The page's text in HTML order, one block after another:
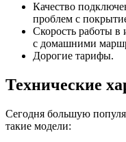
Качество
проблем с
Скорость работы в
с домашними
Дорогие тарифы.
Технические
Сегодня большую
такие модели: